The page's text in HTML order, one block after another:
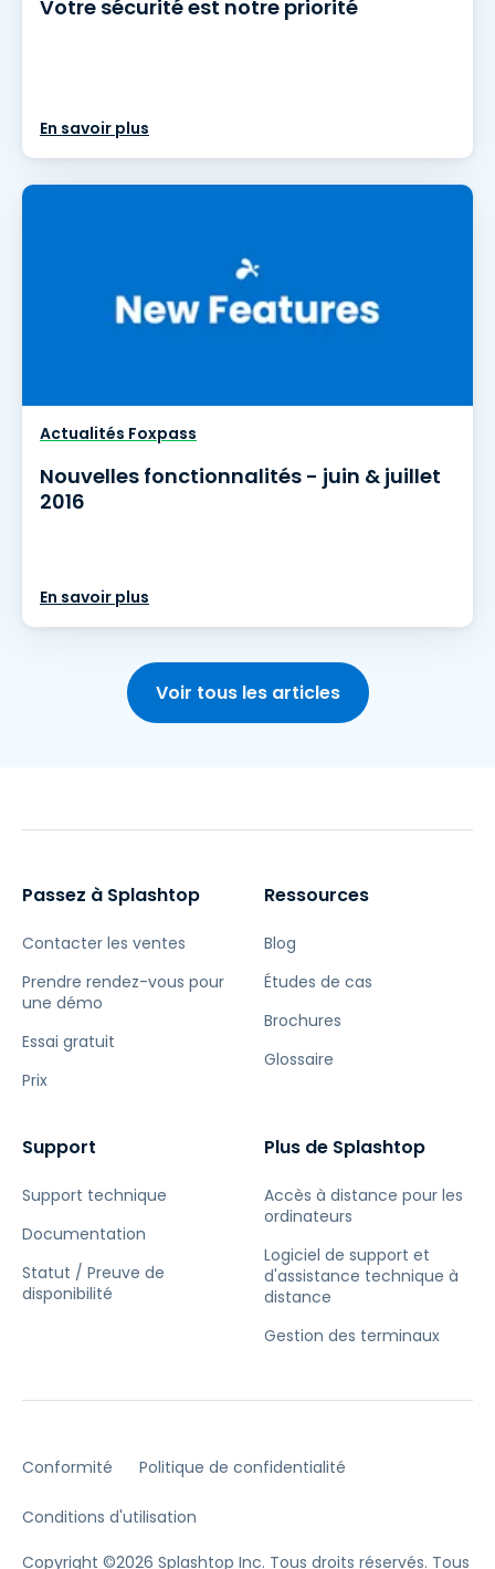
Votre sécurité est notre priorité
En savoir plus
Actualités Foxpass
Nouvelles fonctionnalités - juin & juillet
2016
En savoir plus
Voir tous les articles
Passez à Splashtop
Contacter les ventes
Prendre rendez-vous pour
une démo
Essai gratuit
Prix
Ressources
Blog
Études de cas
Brochures
Glossaire
Support
Support technique
Documentation
Statut / Preuve de
disponibilité
Plus de Splashtop
Accès à distance pour les
ordinateurs
Logiciel de support et
d'assistance technique à
distance
Gestion des terminaux
Conformité Politique de confidentialité
Conditions d'utilisation
Copyright ©2026 Splashtop Inc. Tous droits réservés. Tous